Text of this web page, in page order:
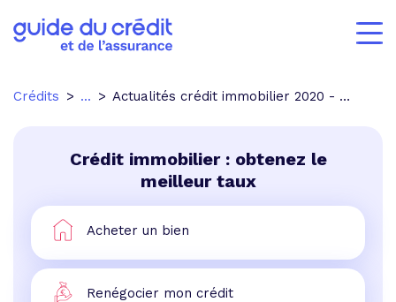
Crédits ... Actualités crédit immobilier 2020 - p.4
Crédit immobilier : obtenez le
meilleur taux
Acheter un bien
Renégocier mon crédit